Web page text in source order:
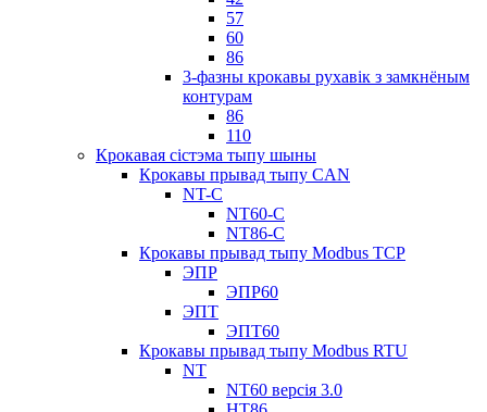
57
60
86
3-фазны крокавы рухавік з замкнёным
контурам
86
110
Крокавая сістэма тыпу шыны
Крокавы прывад тыпу CAN
NT-C
NT60-C
NT86-C
Крокавы прывад тыпу Modbus TCP
ЭПР
ЭПР60
ЭПТ
ЭПТ60
Крокавы прывад тыпу Modbus RTU
NT
NT60 версія 3.0